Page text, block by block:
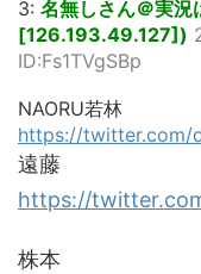
3: 名無しさん＠実
[126.193.49.127])
ID:Fs1TVgSBp
NAORU若林
https://twitter.com/
遠藤
https://
株本